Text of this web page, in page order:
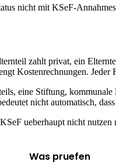
nicht mit KSeF-
zahlt privat, ein
Kostenrechnungen. Jeder
eine Stiftung,
nicht automatisch,
ueberhaupt nicht nutzen
Was pruefen